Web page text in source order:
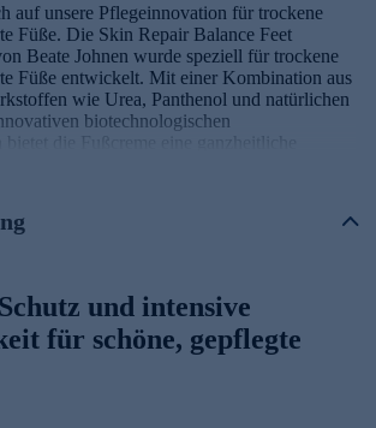
auf unsere Pflegeinnovation für trockene
Füße. Die Skin Repair Balance Feet
Beate Johnen wurde speziell für trockene
Füße entwickelt. Mit einer Kombination aus
wie Urea, Panthenol und natürlichen
biotechnologischen
die Fußcreme eine ganzheitliche
regenerierte und optimal
im Überblick
Feuchtigkeit
die Abschuppung trockener Haut
und intensive
für schöne, gepflegte